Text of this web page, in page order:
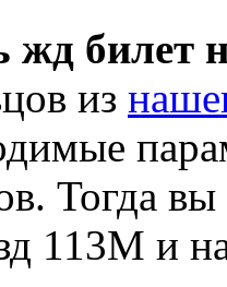
жд билет
из
Тогда
113М и